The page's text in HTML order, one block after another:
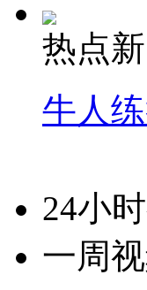
热点
牛人
24小
一周